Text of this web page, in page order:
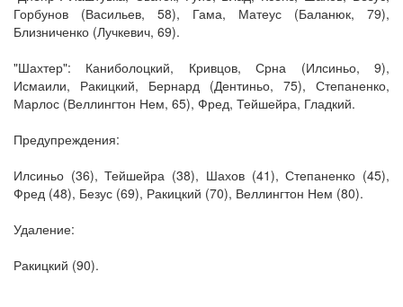
Горбунов (Васильев, 58), Гама, Матеус (Баланюк, 79),
Близниченко (Лучкевич, 69).
"Шахтер": Каниболоцкий, Кривцов, Срна (Илсиньо, 9),
Исмаили, Ракицкий, Бернард (Дентиньо, 75), Степаненко,
Марлос (Веллингтон Нем, 65), Фред, Тейшейра, Гладкий.
Предупреждения:
Илсиньо (36), Тейшейра (38), Шахов (41), Степаненко (45),
Фред (48), Безус (69), Ракицкий (70), Веллингтон Нем (80).
Удаление:
Ракицкий (90).